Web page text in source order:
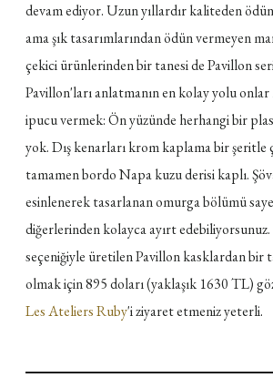
devam ediyor. Uzun yıllardır kaliteden
ama şık tasarımlarından ödün vermeyen
çekici ürünlerinden bir tanesi de Pavillon
Pavillon'ları anlatmanın en kolay yolu
ipucu vermek: Ön yüzünde herhangi bir
yok. Dış kenarları krom kaplama bir şeritle
tamamen bordo Napa kuzu derisi kaplı.
esinlenerek tasarlanan omurga bölümü
diğerlerinden kolayca ayırt
seçeniğiyle üretilen Pavillon kasklardan bir
olmak için 895 doları (yaklaşık 1630 TL)
Les Ateliers Ruby'i ziyaret etmeniz yeterli.